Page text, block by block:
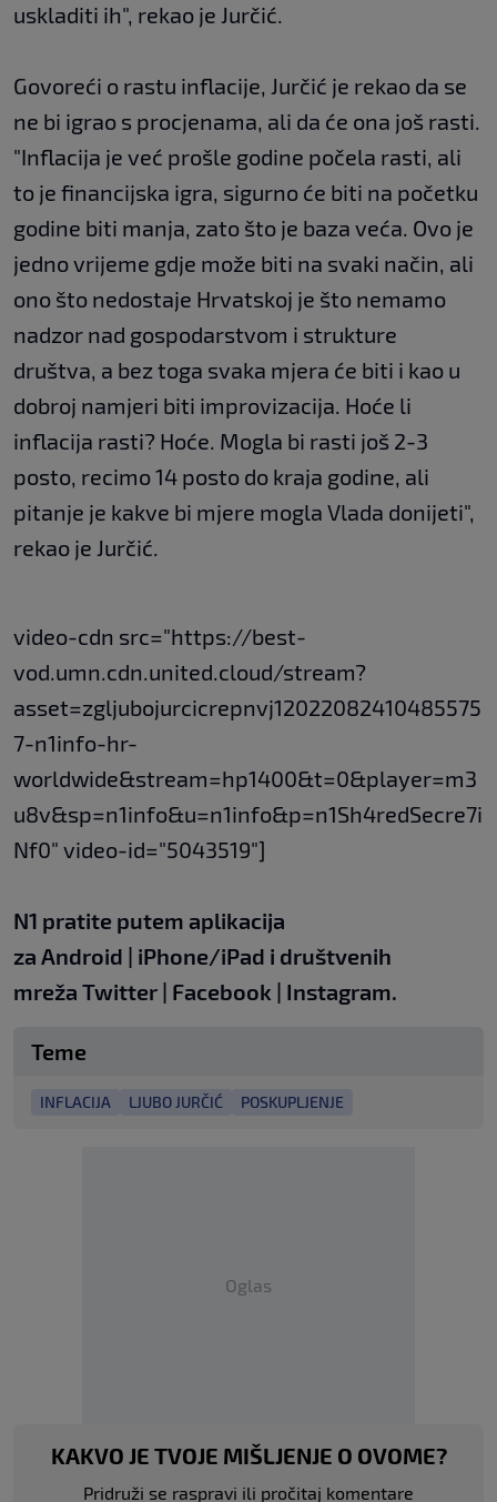
uskladiti ih", rekao je Jurčić.
Govoreći o rastu inflacije, Jurčić je rekao da se
ne bi igrao s procjenama, ali da će ona još rasti.
"Inflacija je već prošle godine počela rasti, ali
to je financijska igra, sigurno će biti na početku
godine biti manja, zato što je baza veća. Ovo je
jedno vrijeme gdje može biti na svaki način, ali
ono što nedostaje Hrvatskoj je što nemamo
nadzor nad gospodarstvom i strukture
društva, a bez toga svaka mjera će biti i kao u
dobroj namjeri biti improvizacija. Hoće li
inflacija rasti? Hoće. Mogla bi rasti još 2-3
posto, recimo 14 posto do kraja godine, ali
pitanje je kakve bi mjere mogla Vlada donijeti",
rekao je Jurčić.
video-cdn src="https://best-
vod.umn.cdn.united.cloud/stream?
asset=zgljubojurcicrepnvj12022082410485575
7-n1info-hr-
worldwide&stream=hp1400&t=0&player=m3
u8v&sp=n1info&u=n1info&p=n1Sh4redSecre7i
Nf0" video-id="5043519"]
N1 pratite putem aplikacija
za Android | iPhone/iPad i društvenih
mreža Twitter | Facebook | Instagram.
Teme
INFLACIJA LJUBO JURČIĆ POSKUPLJENJE
Oglas
KAKVO JE TVOJE MIŠLJENJE O OVOME?
Pridruži se raspravi ili pročitaj komentare